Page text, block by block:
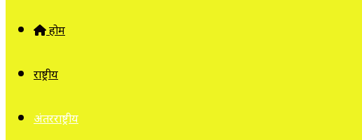
होम
राष्ट्रीय
अंतरराष्ट्रीय